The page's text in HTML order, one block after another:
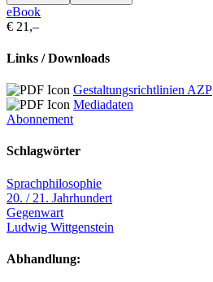
eBook
€ 21,–
Links / Downloads
Gestaltungsrichtlinien AZP
Mediadaten
Abonnement
Schlagwörter
Sprachphilosophie
20. / 21. Jahrhundert
Gegenwart
Ludwig Wittgenstein
Abhandlung: